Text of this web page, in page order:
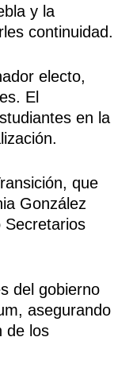
y la
continuidad.
electo,
El
en la
que
González
Secretarios
del gobierno
asegurando
de los